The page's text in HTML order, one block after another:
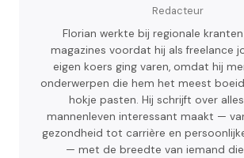
Redacteur
Florian werkte bij regionale
magazines voordat hij als freelance
eigen koers ging varen, omdat hij
onderwerpen die hem het meest
hokje pasten. Hij schrijft over
mannenleven interessant maakt —
gezondheid tot carrière en
— met de breedte van iemand